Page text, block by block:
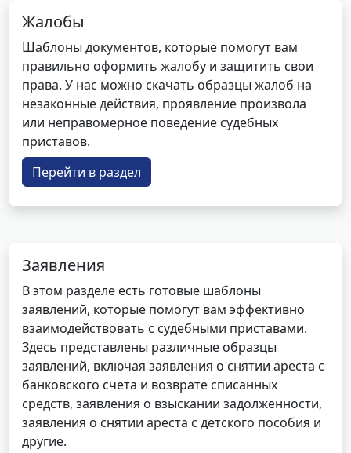
Жалобы
Шаблоны документов, которые помогут вам
правильно оформить жалобу и защитить свои
права. У нас можно скачать образцы жалоб на
незаконные действия, проявление произвола
или неправомерное поведение судебных
приставов.
Перейти в раздел
Заявления
В этом разделе есть готовые шаблоны
заявлений, которые помогут вам эффективно
взаимодействовать с судебными приставами.
Здесь представлены различные образцы
заявлений, включая заявления о снятии ареста с
банковского счета и возврате списанных
средств, заявления о взыскании задолженности,
заявления о снятии ареста с детского пособия и
другие.